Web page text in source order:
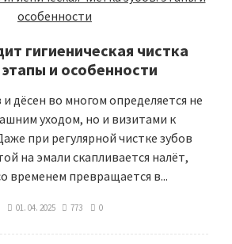
гигиеническая чистка
и особенности
дёсен во многом определяется не
уходом, но и визитами к
при регулярной чистке зубов
на эмали скапливается налёт,
временем превращается в...
01. 04. 2025 773 0